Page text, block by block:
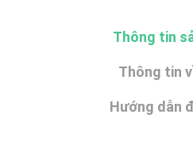
Thông tin
Thông tin
Hướng dẫn